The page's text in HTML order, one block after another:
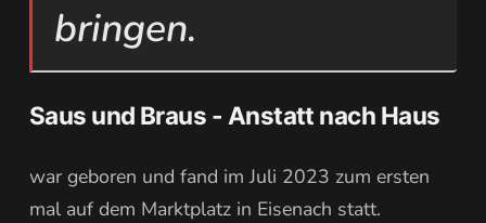
bringen.
Saus und Braus - Anstatt nach Haus
war geboren und fand im Juli 2023 zum ersten
mal auf dem Marktplatz in Eisenach statt.